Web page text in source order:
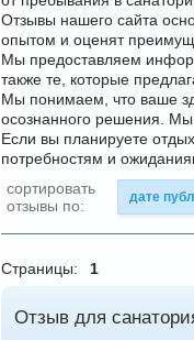
Светлана
+7 925-084-93-70
Отзывы нашего сайта
опытом и оценят
Мы предоставляем
также те, которые
Мы понимаем, что ваше
осознанного решения. Мы
Если вы планируете
потребностям и
сортировать
отзывы по:
дате
Страницы: 1
Отзыв для